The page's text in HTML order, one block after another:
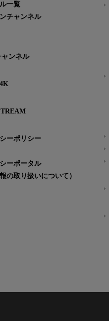
一覧
チャンネル
ンネル
ーポリシー
ーポータル
の取り扱いについて）